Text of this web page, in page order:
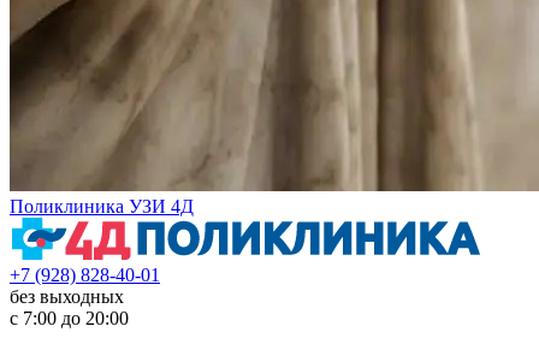
Поликлиника УЗИ 4Д
+7 (928) 828-40-01
без выходных
с 7:00 до 20:00